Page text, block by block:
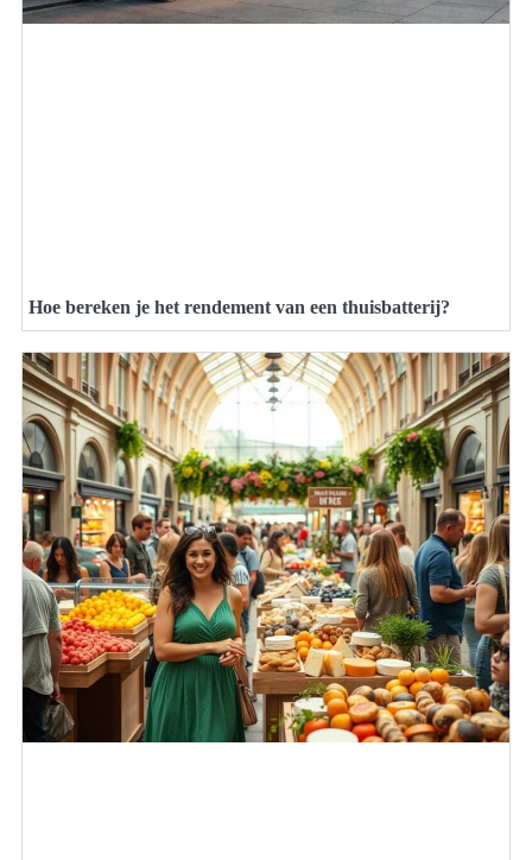
Hoe bereken je het rendement van een thuisbatterij?